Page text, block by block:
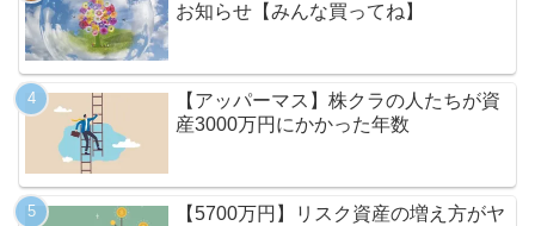
お知らせ【みんな買ってね】
【アッパーマス】株クラの人たちが資
産3000万円にかかった年数
【5700万円】リスク資産の増え方がヤ